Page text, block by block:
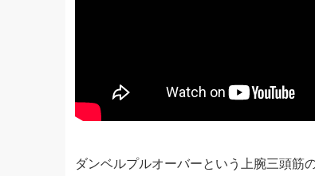
ダンベルプルオーバーという上腕三頭筋